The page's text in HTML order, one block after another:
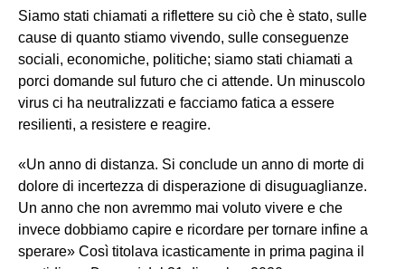
Siamo stati chiamati a riflettere su ciò che è stato, sulle
cause di quanto stiamo vivendo, sulle conseguenze
sociali, economiche, politiche; siamo stati chiamati a
porci domande sul futuro che ci attende. Un minuscolo
virus ci ha neutralizzati e facciamo fatica a essere
resilienti, a resistere e reagire.
«Un anno di distanza. Si conclude un anno di morte di
dolore di incertezza di disperazione di disuguaglianze.
Un anno che non avremmo mai voluto vivere e che
invece dobbiamo capire e ricordare per tornare infine a
sperare» Così titolava icasticamente in prima pagina il